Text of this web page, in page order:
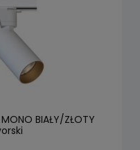
MONO BIAŁY/ZŁOTY